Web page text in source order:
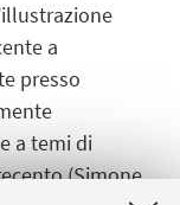
a
presso
a temi di
(Simone